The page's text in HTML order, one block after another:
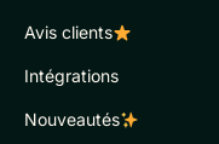
Avis clients
Intégrations
Nouveautés